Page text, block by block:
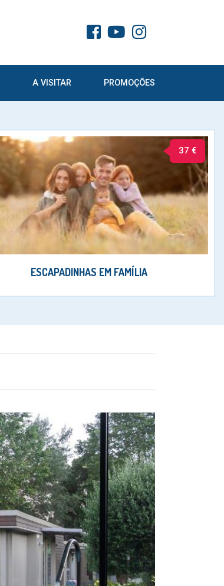
A VISITAR PROMOÇÕES
37 €
ESCAPADINHAS EM FAMÍLIA